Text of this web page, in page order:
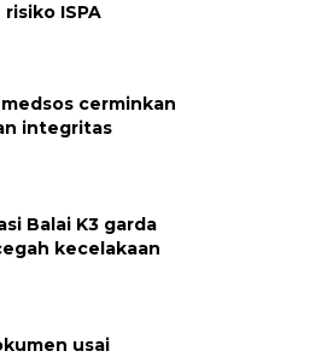
ISPA
cerminkan
integritas
Balai K3 garda
kecelakaan
usai